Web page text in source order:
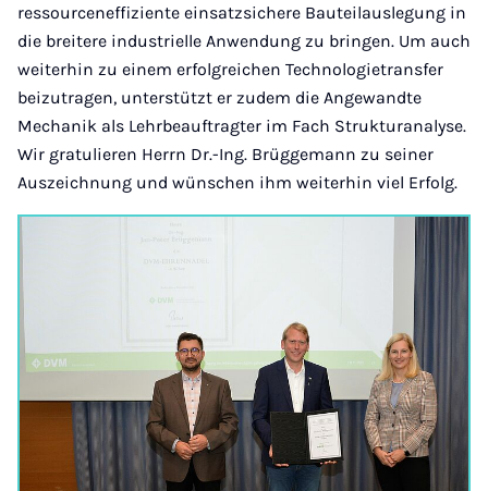
ressourceneffiziente einsatzsichere Bauteilauslegung in
die breitere industrielle Anwendung zu bringen. Um auch
weiterhin zu einem erfolgreichen Technologietransfer
beizutragen, unterstützt er zudem die Angewandte
Mechanik als Lehrbeauftragter im Fach Strukturanalyse.
Wir gratulieren Herrn Dr.-Ing. Brüggemann zu seiner
Auszeichnung und wünschen ihm weiterhin viel Erfolg.